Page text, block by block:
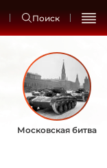
Поиск
Московская битва